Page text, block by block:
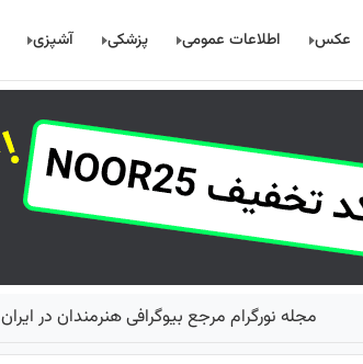
عکس اطلاعات عمومی پزشکی آشپزی
مجله نورگرام مرجع بیوگرافی هنرمندان در ایران